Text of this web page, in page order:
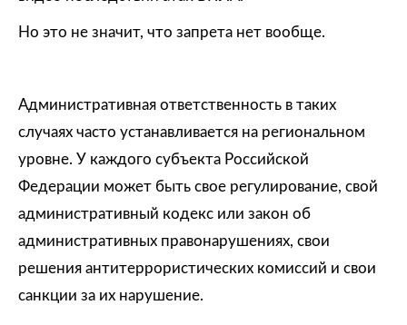
Но это не значит, что запрета нет вообще.
Административная ответственность в таких
случаях часто устанавливается на региональном
уровне. У каждого субъекта Российской
Федерации может быть свое регулирование, свой
административный кодекс или закон об
административных правонарушениях, свои
решения антитеррористических комиссий и свои
санкции за их нарушение.